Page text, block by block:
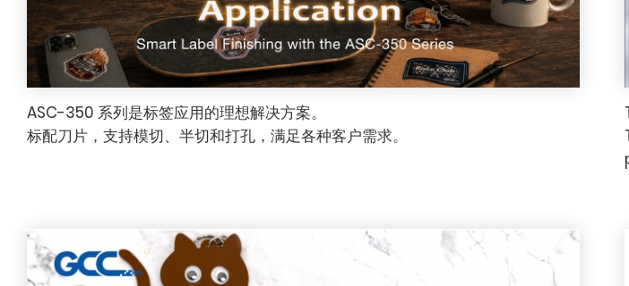
ASC-350 系列是标签应用的理想解决方案。
标配刀片，支持模切、半切和打孔，满足各种客户需求。